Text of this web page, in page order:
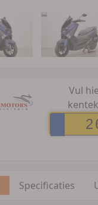
Vul
Specificaties